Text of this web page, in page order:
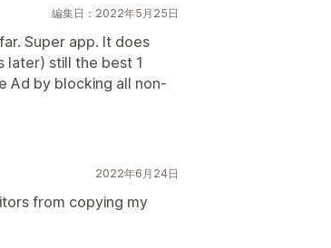
編集日：2022年5月25日
Super app. It does
later) still the best 1
Ad by blocking all non-
2022年6月24日
from copying my